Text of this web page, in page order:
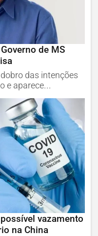
de MS
das intenções
e aparece...
vazamento
na China